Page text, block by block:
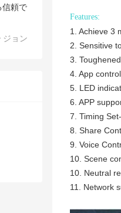
信頼で
ョン
Features:
1. Achieve 3
2. Sensitive
3.
4. App
5. LED
6. APP
7. Timing Set-
8. Share
9. Voice
10. Scene
10. Neutral
11. Network